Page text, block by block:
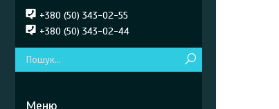
+380 (50) 343-02-55
+380 (50) 343-02-44